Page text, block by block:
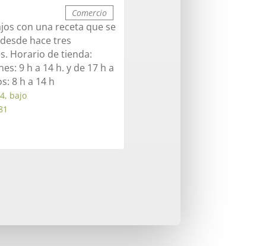
Comercio
con una receta que se
hace tres
Horario de tienda:
9 h a 14 h. y de 17 h a
8 h a 14 h
bajo